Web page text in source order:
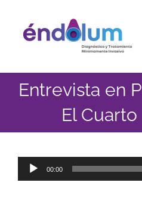
contenido
Entrevista en
El
Reproductor
00:00